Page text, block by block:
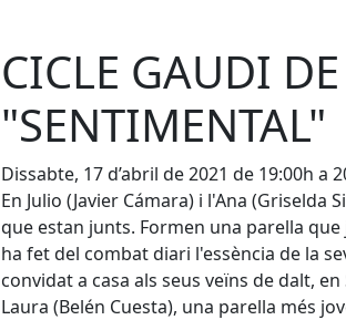
CICLE GAUDI
"SENTIMENTAL"
Dissabte, 17 d’abril de 2021 de 19:00h a
En Julio (Javier Cámara) i l'Ana (Griselda
que estan junts. Formen una parella
ha fet del combat diari l'essència de la
convidat a casa als seus veïns de dalt, en
Laura (Belén Cuesta), una parella més